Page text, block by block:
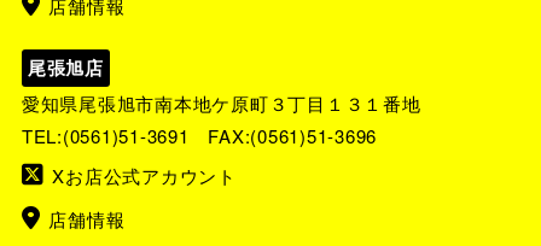
店舗情報
尾張旭店
愛知県尾張旭市南本地ケ原町３丁目１３１番地
TEL:(0561)51-3691
FAX:(0561)51-3696
Xお店公式アカウント
店舗情報